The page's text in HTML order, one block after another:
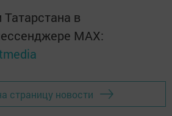
в
MАХ:
страницу новости